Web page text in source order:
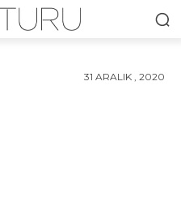
31 ARALIK , 2020